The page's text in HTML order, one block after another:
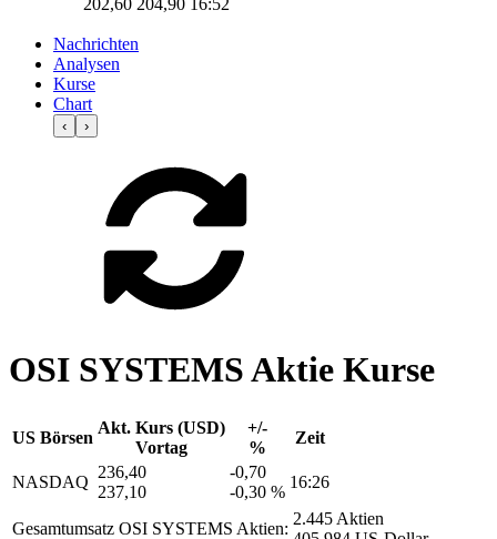
Nachrichten
Analysen
Kurse
Chart
‹ ›
OSI SYSTEMS Aktie Kurse
US Börsen
Akt. Kurs (USD)
Vortag
+/-
%
Zeit
NASDAQ
236,40
237,10
-0,70
-0,30 %
16:26
Gesamtumsatz OSI SYSTEMS Aktien:
2.445 Aktien